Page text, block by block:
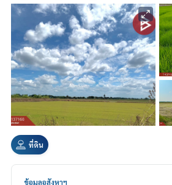
ที่ดิน
ข้อมูลอสังหาฯ